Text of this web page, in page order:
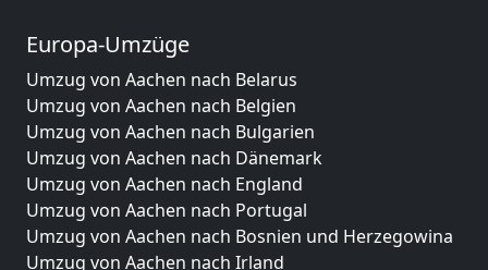
Europa-Umzüge
Umzug von Aachen nach Belarus
Umzug von Aachen nach Belgien
Umzug von Aachen nach Bulgarien
Umzug von Aachen nach Dänemark
Umzug von Aachen nach England
Umzug von Aachen nach Portugal
Umzug von Aachen nach Bosnien und Herzegowina
Umzug von Aachen nach Irland